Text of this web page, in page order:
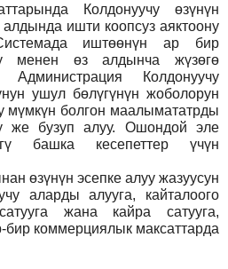
Колдонуучу өзүнүн
ишти коопсуз аяктоону
иштөөнүн ар бир
менен өз алдынча жүзөгө
Администрация Колдонуучу
ушул бөлүгүнүн жоболорун
мүмкүн болгон маалымататрды
же бузуп алуу. Ошондой эле
башка кесепеттер үчүн
өзүнүн эсепке алуу жазуусун
аларды алууга, кайталоого
жана кайра сатууга,
коммерциялык максаттарда